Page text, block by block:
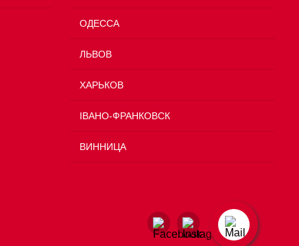
ОДЕССА
ЛЬВОВ
ХАРЬКОВ
ІВАНО-ФРАНКОВСК
ВИННИЦА